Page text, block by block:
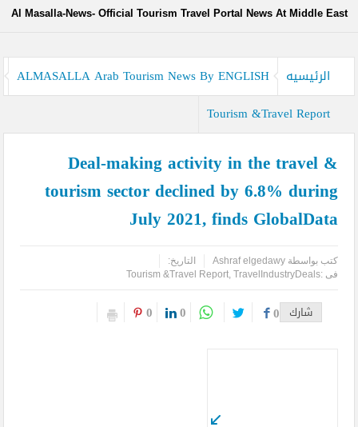
الدولي للسفر والسياحة
كيدز أفريكانا”
المقالح
وفد روماني يزور دير سانت كاترين للترويج لمشروع التجلي الأعظم.. تقرير
أثري
TOURISM RECOVERY ACCELERATES TO REACH 65% OF PRE-
PANDEMIC LEVELS
المنطقة لمريضة تعاني من التصلب اللويحي
كأس العالم وحتى لا تضيع الحقوق..انتبهوا مصر هي التي صدرت
Al Masalla-News- Official Tourism Travel Portal News At Middle East
الرئيسيه
ALMASALLA Arab Tourism News By ENGLISH
Tourism &Travel Report
Deal-making activity in the travel &
tourism sector declined by 6.8% during
July 2021, finds GlobalData
كتب بواسطةAshraf elgedawy
التاريخ:
فى :
Tourism &Travel Report, TravelIndustryDeals
شارك 0
0
0